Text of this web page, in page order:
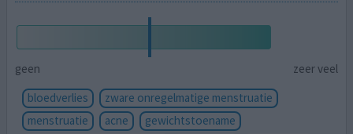
geen
zeer veel
bloedverlies
zware onregelmatige menstruatie
menstruatie
acne
gewichtstoename